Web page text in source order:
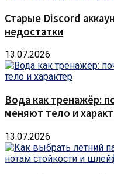
Старые Discord
недостатки
13.07.2026
Вода как тренажёр:
меняют тело и
13.07.2026